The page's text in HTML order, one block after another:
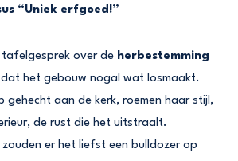
“Uniek erfgoed!”
tafelgesprek over de herbestemming
het gebouw nogal wat losmaakt.
gehecht aan de kerk, roemen haar stijl,
de rust die het uitstraalt.
er het liefst een bulldozer op